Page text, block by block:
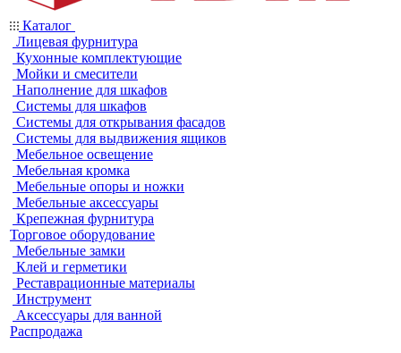
Каталог
Лицевая фурнитура
Кухонные комплектующие
Мойки и смесители
Наполнение для шкафов
Системы для шкафов
Системы для открывания фасадов
Системы для выдвижения ящиков
Мебельное освещение
Мебельная кромка
Мебельные опоры и ножки
Мебельные аксессуары
Крепежная фурнитура
Торговое оборудование
Мебельные замки
Клей и герметики
Реставрационные материалы
Инструмент
Аксессуары для ванной
Распродажа